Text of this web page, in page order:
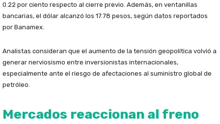
0.22 por ciento respecto al cierre previo. Además, en ventanillas
bancarias, el dólar alcanzó los 17.78 pesos, según datos reportados
por Banamex.
Analistas consideran que el aumento de la tensión geopolítica volvió a
generar nerviosismo entre inversionistas internacionales,
especialmente ante el riesgo de afectaciones al suministro global de
petróleo.
Mercados reaccionan al freno